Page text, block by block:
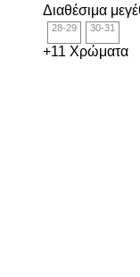
Διαθέσιμα
28-29 30-31
+11 Χρώματα